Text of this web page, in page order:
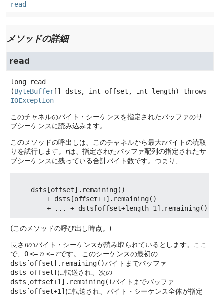
read
メソッドの詳細
read
long
read
(ByteBuffer [] dsts, int offset, int length)
throws
IOException
このチャネルのバイト・シーケンスを指定されたバッファのサ
ブシーケンスに読み込みます。
このメソッドの呼出しは、このチャネルから最大rバイトの読取
りを試行します。 rは、指定されたバッファ配列の指定されたサ
ブシーケンスに残っている合計バイト数です。つまり、
    dsts[offset].remaining()
        + dsts[offset+1].remaining()
(このメソッドの呼び出し時点。)
長さ nのバイト・シーケンスが読み取られているとします。ここ
で、 0 <= n <= rです。
このシーケンスの最初の
dsts[offset].remaining()バイトまでバッファ
dsts[offset] に転送され、次の
dsts[offset+1].remaining()バイトまでバッファ
dsts[offset+1] に転送され、バイト・シーケンス全体が指定